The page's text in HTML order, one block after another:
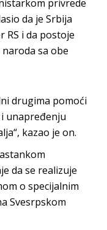
privrede
da je Srbija
i da postoje
sa obe
drugima pomoći
unapređenju
kazao je on.
da se realizuje
o specijalnim
Svesrpskom